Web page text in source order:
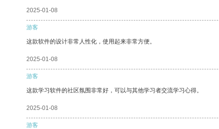
2025-01-08
游客
这款软件的设计非常人性化，使用起来非常方便。
2025-01-08
游客
这款学习软件的社区氛围非常好，可以与其他学习者交流学习心得。
2025-01-08
游客